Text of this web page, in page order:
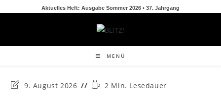
Aktuelles Heft: Ausgabe Sommer 2026 • 37. Jahrgang
MENÜ
9. August 2026 2 Min. Lesedauer